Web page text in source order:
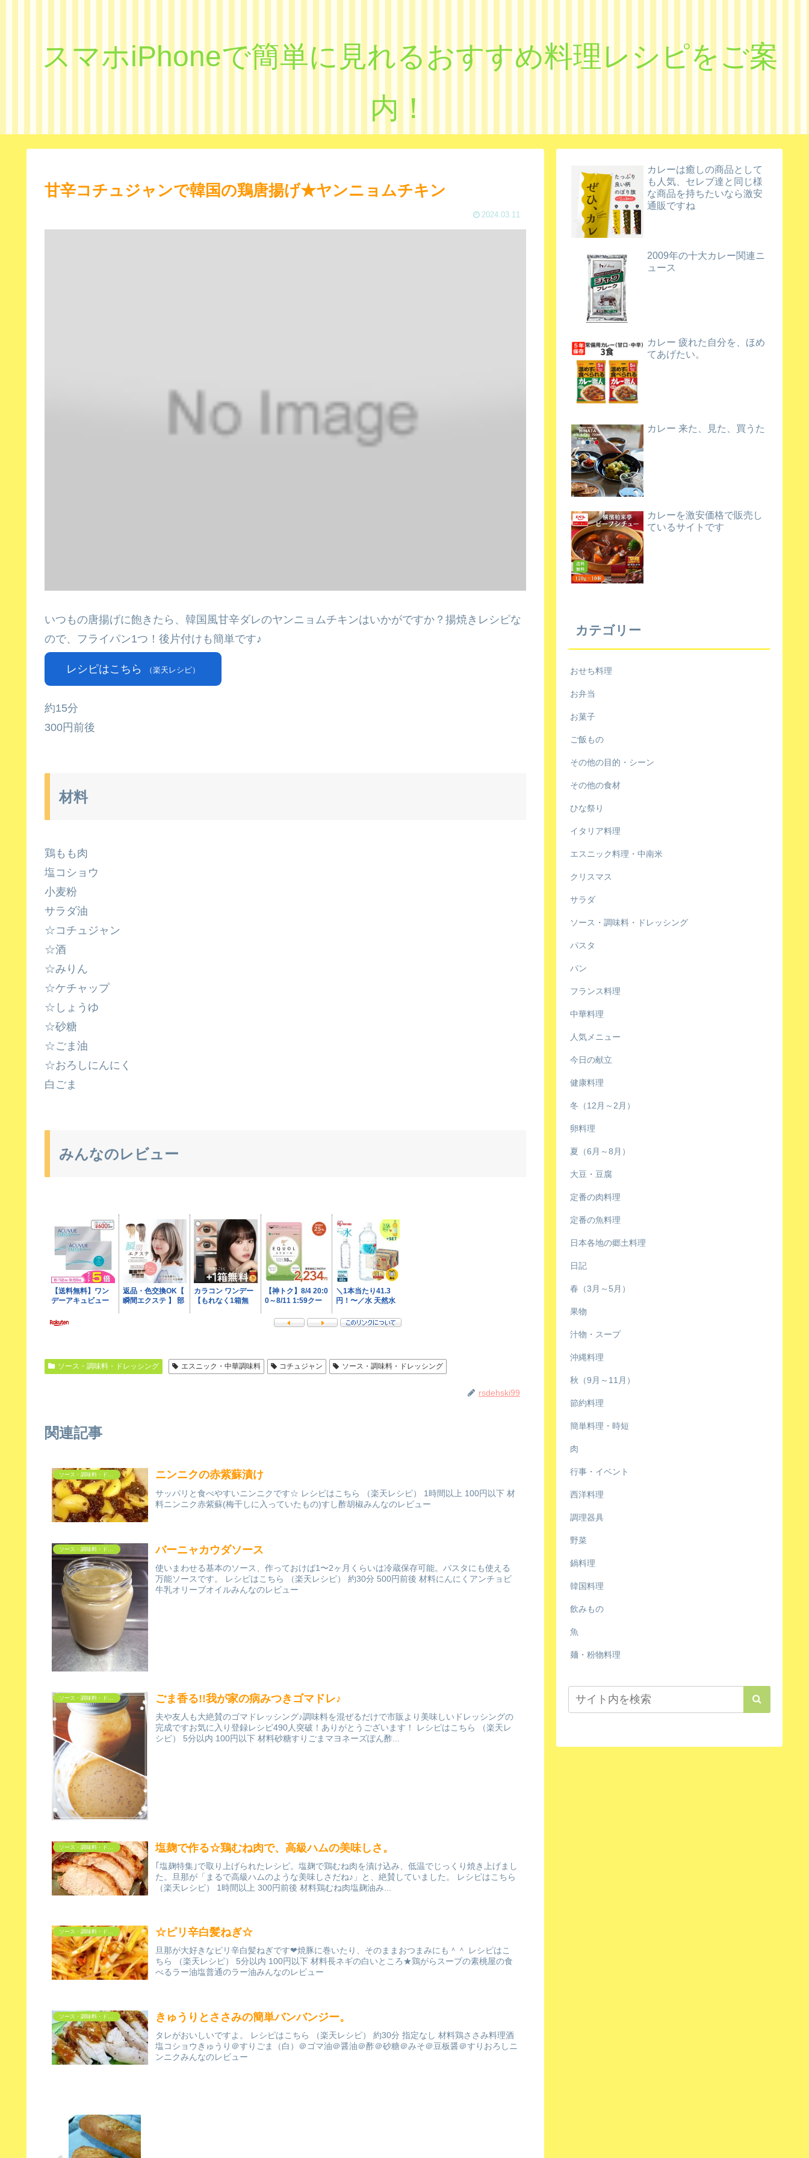
スマホiPhoneで簡単に見れるおすすめ料理レシピをご案
内！
甘辛コチュジャンで韓国の鶏唐揚げ★ヤンニョムチキン
2024.03.11
いつもの唐揚げに飽きたら、韓国風甘辛ダレのヤンニョムチキンはいかがですか？揚焼きレシピな
ので、フライパン1つ！後片付けも簡単です♪
レシピはこちら （楽天レシピ）
約15分
300円前後
材料
鶏もも肉
塩コショウ
小麦粉
サラダ油
☆コチュジャン
☆酒
☆みりん
☆ケチャップ
☆しょうゆ
☆砂糖
☆ごま油
☆おろしにんにく
白ごま
みんなのレビュー
ソース・調味料・ドレッシング エスニック・中華調味料 コチュジャン ソース・調味料・ドレッシング
rsdehski99
関連記事
ニンニクの赤紫蘇漬け
サッパリと食べやすいニンニクです☆ レシピはこちら （楽天レシピ） 1時間以上 100円以下 材
料ニンニク赤紫蘇(梅干しに入っていたもの)すし酢胡椒みんなのレビュー
バーニャカウダソース
使いまわせる基本のソース、作っておけば1〜2ヶ月くらいは冷蔵保存可能。パスタにも使える
万能ソースです。 レシピはこちら （楽天レシピ） 約30分 500円前後 材料にんにくアンチョビ
牛乳オリーブオイルみんなのレビュー
ソース・調味料・ドレッシング ごま香る!!我が家の病みつきゴマドレ♪
夫や友人も大絶賛のゴマドレッシング♪調味料を混ぜるだけで市販より美味しいドレッシングの
完成ですお気に入り登録レシピ490人突破！ありがとうございます！ レシピはこちら （楽天レ
シピ） 5分以内 100円以下 材料砂糖すりごまマヨネーズぽん酢...
塩麹で作る☆鶏むね肉で、高級ハムの美味しさ。
｢塩麹特集｣で取り上げられたレシピ。塩麹で鶏むね肉を漬け込み、低温でじっくり焼き上げまし
た。旦那が「まるで高級ハムのような美味しさだね♪」と、絶賛していました。 レシピはこちら
（楽天レシピ） 1時間以上 300円前後 材料鶏むね肉塩麹油み...
ソース・調味料・ドレッシング ☆ピリ辛白髪ねぎ☆
旦那が大好きなピリ辛白髪ねぎです❤︎焼豚に巻いたり、そのままおつまみにも＾＾ レシピはこ
ちら （楽天レシピ） 5分以内 100円以下 材料長ネギの白いところ★鶏がらスープの素桃屋の食
べるラー油塩普通のラー油みんなのレビュー
きゅうりとささみの簡単バンバンジー。
タレがおいしいですよ。 レシピはこちら （楽天レシピ） 約30分 指定なし 材料鶏ささみ料理酒
塩コショウきゅうり＠すりごま（白）＠ゴマ油＠醤油＠酢＠砂糖＠みそ＠豆板醤＠すりおろしニ
ンニクみんなのレビュー
カレーは癒しの商品として
も人気、セレブ達と同じ様
な商品を持ちたいなら激安
通販ですね
2009年の十大カレー関連ニ
ュース
カレー 疲れた自分を、ほめ
てあげたい。
カレー 来た、見た、買うた
カレーを激安価格で販売し
ているサイトです
カテゴリー
おせち料理
お弁当
お菓子
ご飯もの
その他の目的・シーン
その他の食材
ひな祭り
イタリア料理
エスニック料理・中南米
クリスマス
サラダ
ソース・調味料・ドレッシング
パスタ
パン
フランス料理
中華料理
人気メニュー
今日の献立
健康料理
冬（12月～2月）
卵料理
夏（6月～8月）
大豆・豆腐
定番の肉料理
定番の魚料理
日本各地の郷土料理
日記
春（3月～5月）
果物
汁物・スープ
沖縄料理
秋（9月～11月）
節約料理
簡単料理・時短
肉
行事・イベント
西洋料理
調理器具
野菜
鍋料理
韓国料理
飲みもの
魚
麺・粉物料理